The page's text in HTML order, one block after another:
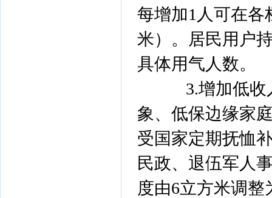
每增加1人可在各
米）。居民用户
具体用气人数。
3.增加低收入
象、低保边缘家
受国家定期抚恤
民政、退伍军人
度由6立方米调